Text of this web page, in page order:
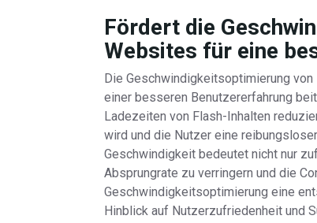
Fördert die
Websites für eine
Die Geschwindigkeitsoptimierung
einer besseren Benutzererfahrung
Ladezeiten von Flash-Inhalten
wird und die Nutzer eine
Geschwindigkeit bedeutet nicht nur
Absprungrate zu verringern und die
Geschwindigkeitsoptimierung eine
Hinblick auf Nutzerzufriedenheit und